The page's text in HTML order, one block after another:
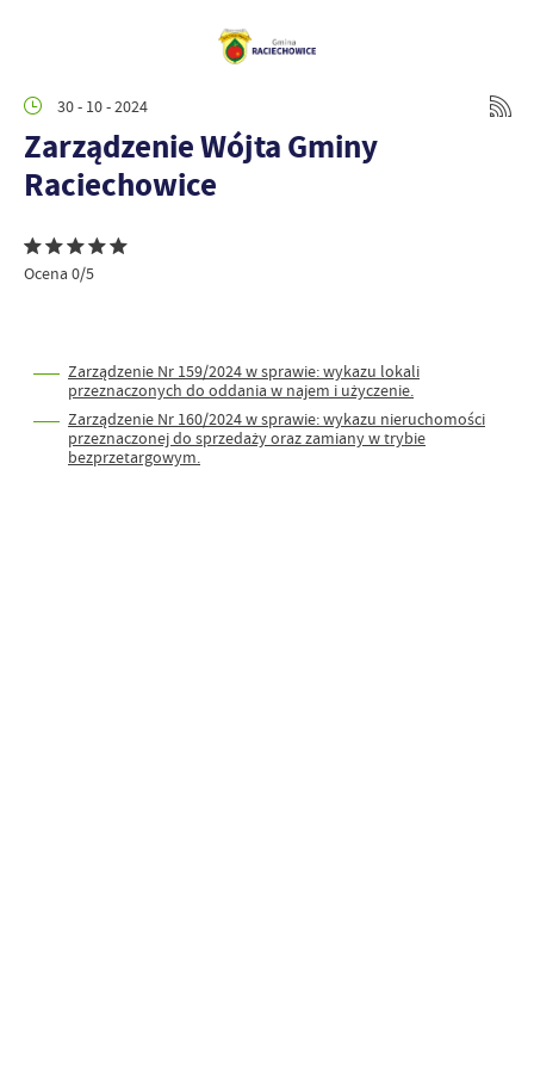
30 - 10 - 2024
Zarządzenie Wójta Gminy
Raciechowice
Ocena 0/5
Zarządzenie Nr 159/2024 w sprawie: wykazu lokali
przeznaczonych do oddania w najem i użyczenie.
Zarządzenie Nr 160/2024 w sprawie: wykazu nieruchomości
przeznaczonej do sprzedaży oraz zamiany w trybie
bezprzetargowym.